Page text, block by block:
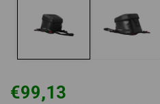
€99,13